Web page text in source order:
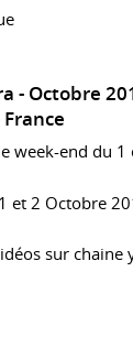
Octobre
France
week-end du
et 2 Octobre
sur chaine